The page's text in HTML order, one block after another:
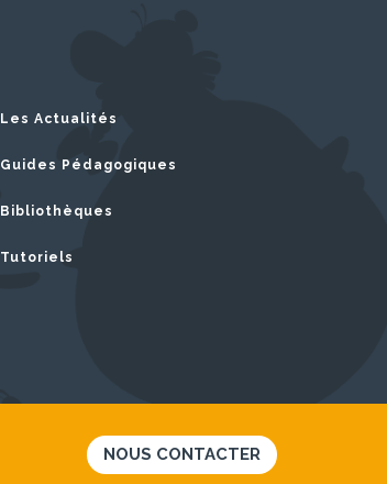
Les Actualités
Guides Pédagogiques
Bibliothèques
Tutoriels
NOUS CONTACTER